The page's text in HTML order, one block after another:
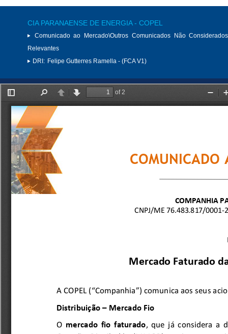
CIA PARANAENSE DE ENERGIA - COPEL
Comunicado ao Mercado\Outros Comunicados Não
Relevantes
DRI: Felipe Gutterres Ramella - (FCA V1)